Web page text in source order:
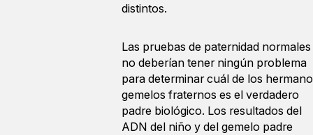
distintos.
Las pruebas de paternidad normales
no deberían tener ningún problema
para determinar cuál de los
gemelos fraternos es el verdadero
padre biológico. Los resultados del
ADN del niño y del gemelo padre